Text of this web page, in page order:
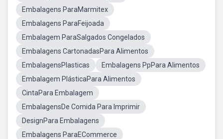
Embalagens ParaMarmitex
Embalagens ParaFeijoada
Embalagem ParaSalgados Congelados
Embalagens CartonadasPara Alimentos
EmbalagensPlasticas
Embalagens PpPara Alimentos
Embalagem PlásticaPara Alimentos
CintaPara Embalagem
EmbalagensDe Comida Para Imprimir
DesignPara Embalagens
Embalagens ParaECommerce